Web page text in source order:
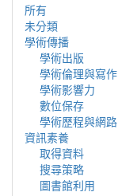
所有
未分類
學術傳播
學術出版
學術倫理與寫作
學術影響力
數位保存
學術歷程與網路
資訊素養
取得資料
搜尋策略
圖書館利用